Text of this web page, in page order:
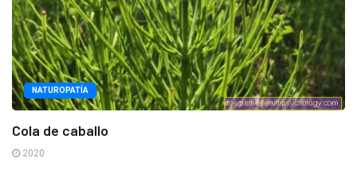
NATUROPATÍA
Cola de caballo
2020